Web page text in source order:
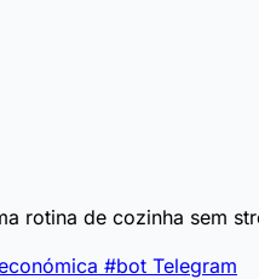
rotina de cozinha sem
#bot Telegram